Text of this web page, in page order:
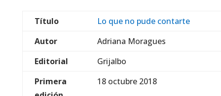
Título
Lo que no pude contarte
Autor
Adriana Moragues
Editorial
Grijalbo
Primera
18 octubre 2018